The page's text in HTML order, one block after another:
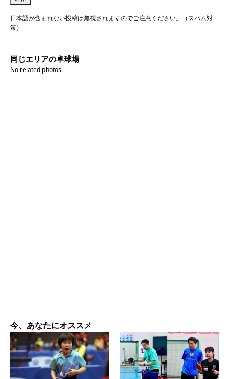
日本語が含まれない投稿は無視されますのでご注意ください。（スパム対
策）
同じエリアの卓球場
No related photos.
今、あなたにオススメ